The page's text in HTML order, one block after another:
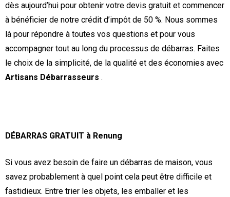
dès aujourd’hui pour obtenir votre devis gratuit et commencer
à bénéficier de notre crédit d’impôt de 50 %. Nous sommes
là pour répondre à toutes vos questions et pour vous
accompagner tout au long du processus de débarras. Faites
le choix de la simplicité, de la qualité et des économies avec
Artisans Débarrasseurs .
DÉBARRAS GRATUIT à Renung
Si vous avez besoin de faire un débarras de maison, vous
savez probablement à quel point cela peut être difficile et
fastidieux. Entre trier les objets, les emballer et les